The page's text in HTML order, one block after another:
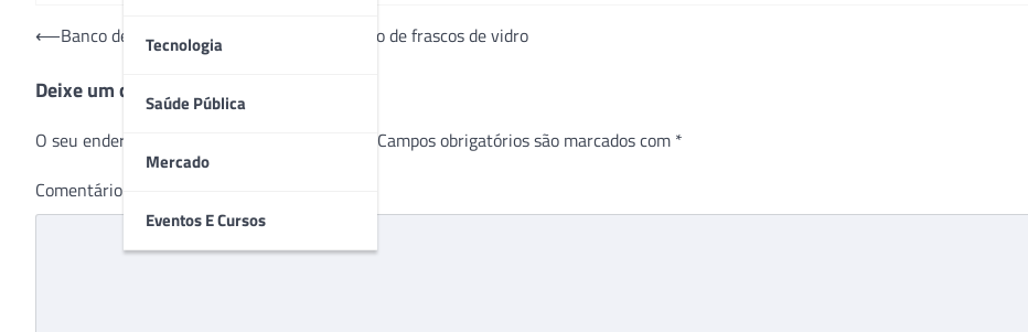
Tecnologia
Saúde Pública
Mercado
Eventos E Cursos
Navegação
Post
⟵Banco de Leite de Jundiaí precisa de doação de frascos de vidro
Deixe um comentário
O seu endereço de e-mail não será publicado. Campos obrigatórios são marcados com *
Comentário